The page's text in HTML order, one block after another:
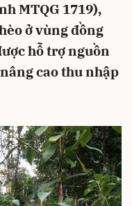
MTQG 1719),
ở vùng đồng
hỗ trợ nguồn
cao thu nhập